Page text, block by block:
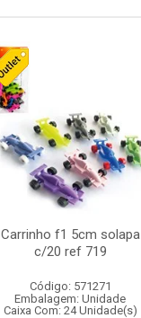
Carrinho f1 5cm solapa
c/20 ref 719
Código: 571271
Embalagem: Unidade
Caixa Com: 24 Unidade(s)